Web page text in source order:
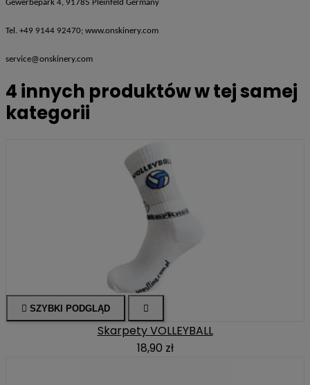
Gewerbepark 4, 91785 Pleinfeld Germany
Tel. +49 9144 92470; www.onskinery.com
service@onskinery.com
4 innych produktów w tej samej
kategorii
 SZYBKI PODGLĄD 
Skarpety VOLLEYBALL
18,90 zł